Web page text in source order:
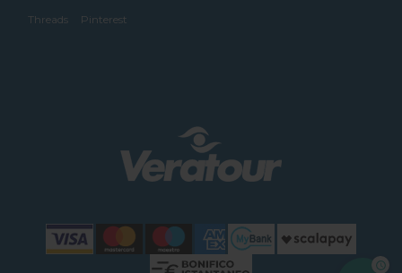
Threads Pinterest